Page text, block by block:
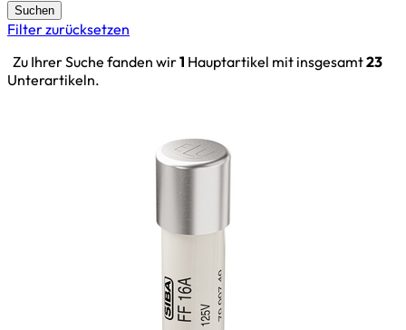
Suchen
Filter zurücksetzen
Zu Ihrer Suche fanden wir1 Hauptartikel mit insgesamt23
Unterartikeln.